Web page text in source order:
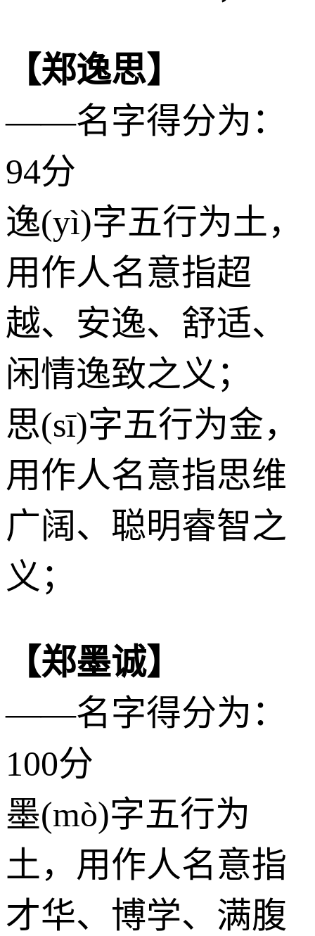
【郑逸思】
——名字得分为：
94分
逸(yì)字五行为土，
用作人名意指超
越、安逸、舒适、
闲情逸致之义；
思(sī)字五行为金，
用作人名意指思维
广阔、聪明睿智之
义；
【郑墨诚】
——名字得分为：
100分
墨(mò)字五行为
土，用作人名意指
才华、博学、满腹